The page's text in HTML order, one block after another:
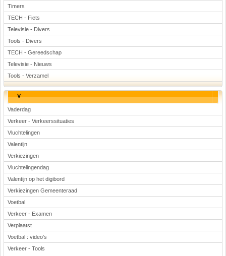
Timers
TECH - Fiets
Televisie - Divers
Tools - Divers
TECH - Gereedschap
Televisie - Nieuws
Tools - Verzamel
V
Vaderdag
Verkeer - Verkeerssituaties
Vluchtelingen
Valentijn
Verkiezingen
Vluchtelingendag
Valentijn op het digibord
Verkiezingen Gemeenteraad
Voetbal
Verkeer - Examen
Verplaatst
Voetbal : video's
Verkeer - Tools